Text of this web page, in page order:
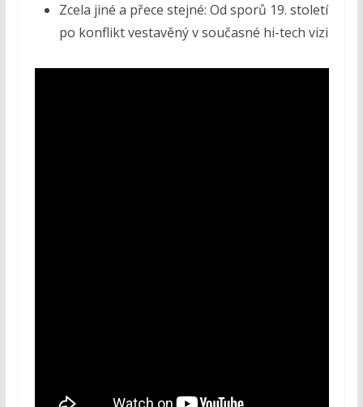
Zcela jiné a přece stejné: Od sporů 19. století
po konflikt vestavěný v současné hi-tech vizi